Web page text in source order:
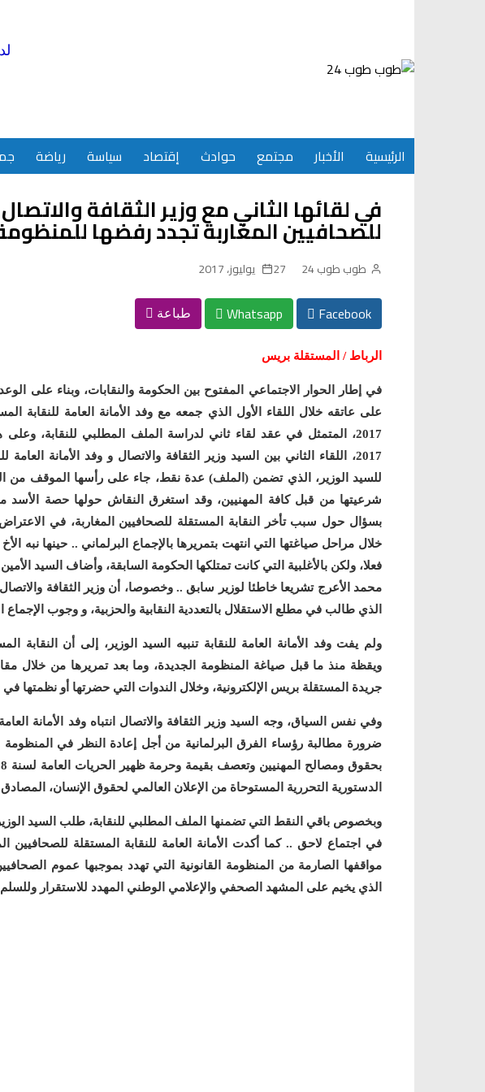
الرئيسية الأخبار مجتمع حوادث إقتصاد سياسة رياضة
في لقائها الثاني مع وزير الثقافة
للصحافيين المغاربة تجدد رفضها
طوب طوب 24 27 يوليوز، 2017
Facebook
Whatsapp طباعة
الرباط / المستقلة بريس
في إطار الحوار الاجتماعي المفتوح بين الحكومة والنقابات، وبناء على
2017، اللقاء الثاني بين السيد وزير الثقافة والاتصال و وفد الأمانة
للسيد الوزير، الذي تضمن (الملف) عدة نقط، جاء على رأسها الموقف من
شرعيتها من قبل كافة المهنيين، وقد استغرق النقاش حولها حصة الأسد
بسؤال حول سبب تأخر النقابة المستقلة للصحافيين المغاربة، في
خلال مراحل صياغتها التي انتهت بتمريرها بالإجماع البرلماني .. حينها نبه
فعلا، ولكن بالأغلبية التي كانت تمتلكها الحكومة السابقة، وأضاف السيد
محمد الأعرج تشريعا خاطئا لوزير سابق .. وخصوصا، أن وزير الثقافة
الذي طالب في مطلع الاستقلال بالتعددية النقابية والحزبية، و وجوب
ولم يفت وفد الأمانة العامة للنقابة تنبيه السيد الوزير، إلى أن النقابة
ويقظة منذ ما قبل صياغة المنظومة الجديدة، وما بعد تمريرها من خلال
جريدة المستقلة بريس الإلكترونية، وخلال الندوات التي حضرتها أو نظمتها
وفي نفس السياق، وجه السيد وزير الثقافة والاتصال انتباه وفد الأمانة
ضرورة مطالبة رؤساء الفرق البرلمانية من أجل إعادة النظر في المنظومة
الدستورية التحررية المستوحاة من الإعلان العالمي لحقوق الإنسان،
وبخصوص باقي النقط التي تضمنها الملف المطلبي للنقابة، طلب السيد الوزير
في اجتماع لاحق .. كما أكدت الأمانة العامة للنقابة المستقلة
مواقفها الصارمة من المنظومة القانونية التي تهدد بموجبها عموم
الذي يخيم على المشهد الصحفي والإعلامي الوطني المهدد للاستقرار